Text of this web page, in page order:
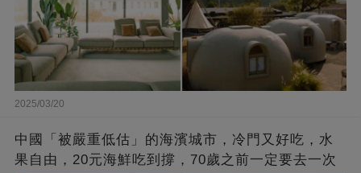
2025/03/20
中國「被嚴重低估」的海濱城市，冷門又好吃，水
果自由，20元海鮮吃到撐，70歲之前一定要去一次